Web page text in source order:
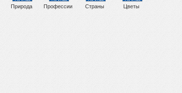
Природа Профессии Страны Цветы